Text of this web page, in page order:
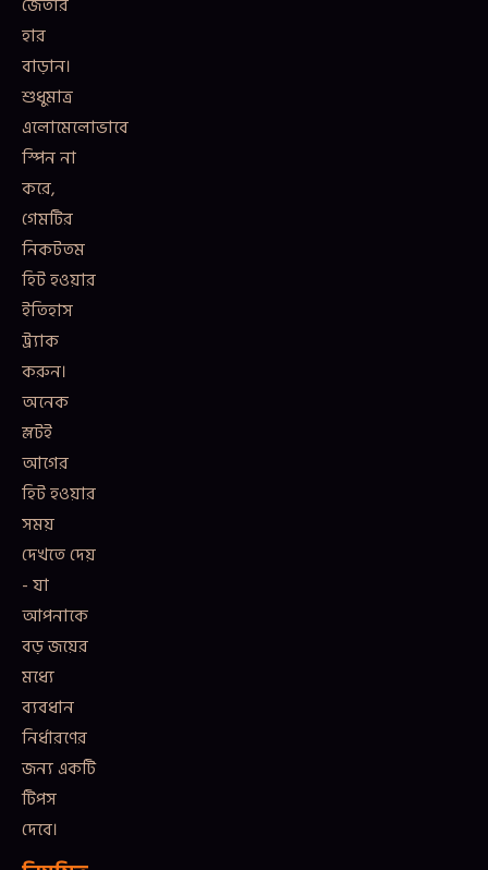
হার
বাড়ান।
শুধুমাত্র
এলোমেলোভাবে
স্পিন না
করে,
গেমটির
নিকটতম
হিট হওয়ার
ইতিহাস
ট্র্যাক
করুন।
অনেক
স্লটই
আগের
হিট হওয়ার
সময়
দেখতে দেয়
- যা
আপনাকে
বড় জয়ের
মধ্যে
ব্যবধান
নির্ধারণের
জন্য একটি
টিপস
দেবে।